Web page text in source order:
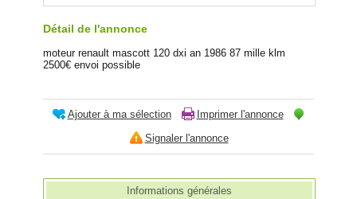
Détail de l'annonce
moteur renault mascott 120 dxi an 1986 87 mille klm
2500€ envoi possible
Ajouter à ma sélection
Imprimer l'annonce
Signaler l'annonce
Informations générales